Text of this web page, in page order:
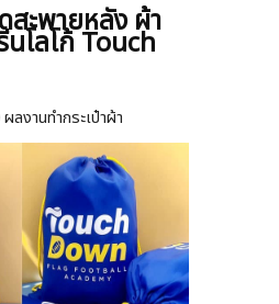
สะพายหลัง ผ้า
โลโก้ Touch
ลงานทำกระเป๋าผ้า